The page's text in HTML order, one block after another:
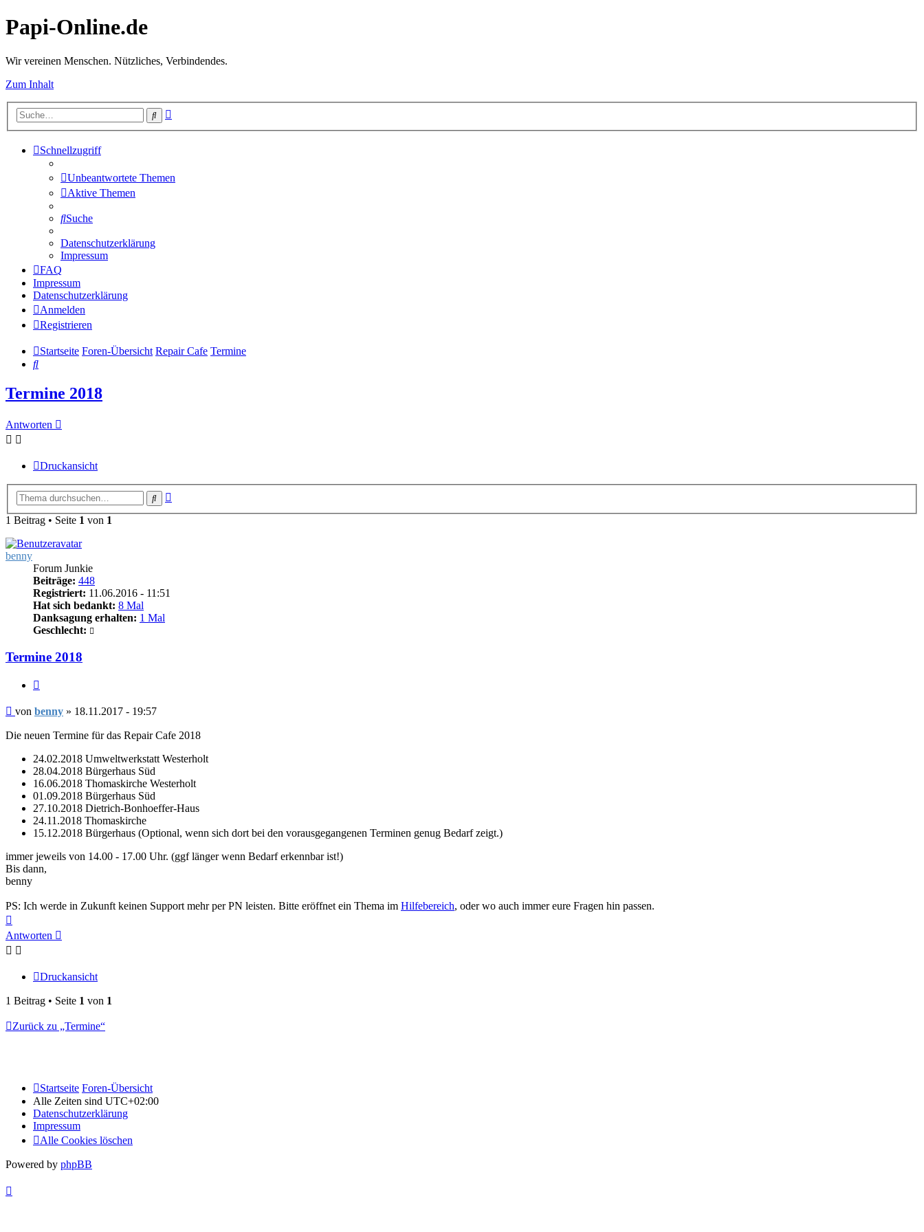
Papi-Online.de
Wir vereinen Menschen. Nützliches, Verbindendes.
Zum Inhalt
Suche
Schnellzugriff
Unbeantwortete Themen
Aktive Themen
Suche
Datenschutzerklärung
Impressum
FAQ
Impressum
Datenschutzerklärung
Anmelden
Registrieren
Startseite Foren-Übersicht Repair Cafe Termine
Suche
Termine 2018
Antworten
Druckansicht
Suche
1 Beitrag • Seite 1 von 1
benny
Forum Junkie
Beiträge: 448
Registriert: 11.06.2016 - 11:51
Hat sich bedankt: 8 Mal
Danksagung erhalten: 1 Mal
Geschlecht:
Termine 2018
Beitrag
von benny » 18.11.2017 - 19:57
Die neuen Termine für das Repair Cafe 2018
24.02.2018 Umweltwerkstatt Westerholt
28.04.2018 Bürgerhaus Süd
16.06.2018 Thomaskirche Westerholt
01.09.2018 Bürgerhaus Süd
27.10.2018 Dietrich-Bonhoeffer-Haus
24.11.2018 Thomaskirche
15.12.2018 Bürgerhaus (Optional, wenn sich dort bei den vorausgegangenen Terminen genug Bedarf zeigt.)
immer jeweils von 14.00 - 17.00 Uhr. (ggf länger wenn Bedarf erkennbar ist!)
Bis dann,
benny
PS: Ich werde in Zukunft keinen Support mehr per PN leisten. Bitte eröffnet ein Thema im Hilfebereich, oder wo auch immer eure Fragen hin passen.
oben
Antworten
Druckansicht
1 Beitrag • Seite 1 von 1
Zurück zu „Termine“
Startseite Foren-Übersicht
Alle Zeiten sind UTC+02:00
Datenschutzerklärung
Impressum
Alle Cookies löschen
Powered by phpBB